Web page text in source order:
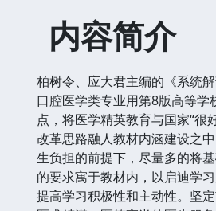
内容简介
柏树令、应大君主编的《系统
口腔医学类专业用第8版高等学
点，将医学精英教育与国家“很
改革思路融人教材内涵建设之
生负担的前提下，尽量多的将
的要求寓于教材内，以启迪学
提高学习积极性和主动性。坚